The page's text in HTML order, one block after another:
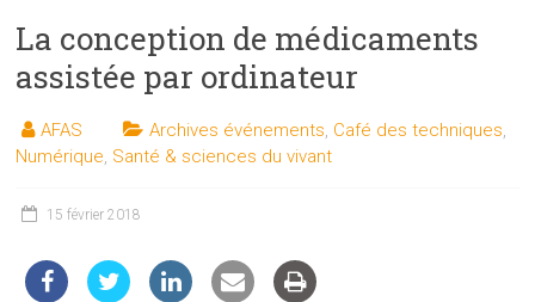
les
sciences
et
les
techniques
du
La conception de médicaments
assistée par ordinateur
AFAS Archives événements, Café des techniques,
Numérique, Santé & sciences du vivant
15 février 2018